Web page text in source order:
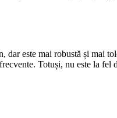
este mai robustă și mai
Totuși, nu este la fel